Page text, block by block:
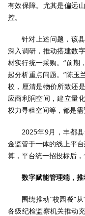
有效保障。尤其是偏远
控。
针对上述问题，该
深入调研，推动搭建数
材实行统一采购。“前期
起分析重点问题。”陈玉
校，厘清是物价所致还
应商利润空间，建立量
权力寻租空间等，都是需
2025年9月，丰都
金监管于一体的线上平
算，平台统一招投标后，
数字赋能管理端，
围绕推动“校园餐”从
各级纪检监察机关推动